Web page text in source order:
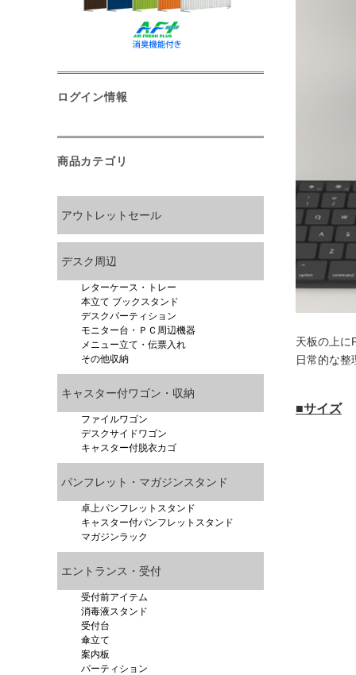
天板の上に
日常的な整
■サイズ
ログイン情報
商品カテゴリ
アウトレットセール
デスク周辺
レターケース・トレー
本立て ブックスタンド
デスクパーティション
モニター台・ＰＣ周辺機器
メニュー立て・伝票入れ
その他収納
キャスター付ワゴン・収納
ファイルワゴン
デスクサイドワゴン
キャスター付脱衣カゴ
パンフレット・マガジンスタンド
卓上パンフレットスタンド
キャスター付パンフレットスタンド
マガジンラック
エントランス・受付
受付前アイテム
消毒液スタンド
受付台
傘立て
案内板
パーティション